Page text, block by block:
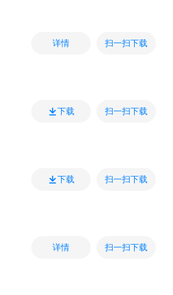
详情 扫一扫下载
下载 扫一扫下载
下载 扫一扫下载
详情 扫一扫下载